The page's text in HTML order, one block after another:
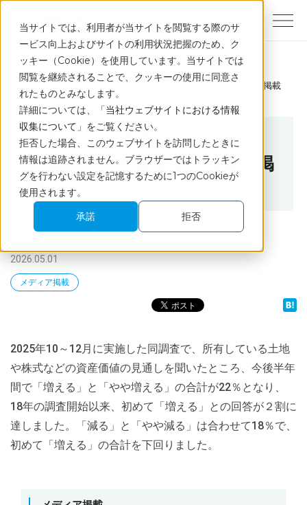
当サイトでは、利用者が当サイトを閲覧する際のサ
ービス向上およびサイトの利用状況把握のため、ク
ッキー（Cookie）を使用しています。当サイトでは
閲覧を継続されることで、クッキーの使用に同意さ
れたものとみなします。
詳細については、「当社ウェブサイトにおける情報
収集について 」をご覧ください。
拒否した場合、このウェブサイトを訪問したときに
情報は追跡されません。ブラウザーではトラッキン
グを行わない設定を記憶するために1つのCookieが
使用されます。
承諾
拒否
トップ
ニュース
「郵送世論調査」５月１日（金）付日本経済新聞 4面に掲載
「郵送世論調査」５月１日
（金）付日本経済新聞 4面に掲
載
2026.05.01
メディア掲載
2025年10～12月に実施した同調査で、所有している土地
や株式などの資産価値の見通しを聞いたところ、今後半年
間で「増える」と「やや増える」の合計が22％となり、
18年の調査開始以来、初めて「増える」との回答が２割に
達しました。「減る」と「やや減る」は合わせて18％で、
初めて「増える」の合計を下回りました。